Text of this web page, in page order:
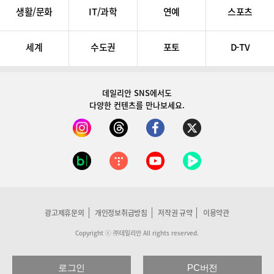
생활/문화 IT/과학 연예 스포츠
세계 수도권 포토 D-TV
데일리안 SNS에서도
다양한 컨텐츠를 만나보세요.
광고제휴문의 개인정보취급방침 저작권 규약 이용약관
Copyright ⓒ ㈜데일리안 All rights reserved.
로그인 PC버전